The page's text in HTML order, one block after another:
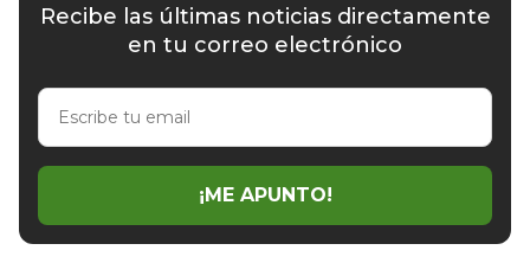
Recibe las últimas noticias directamente
en tu correo electrónico
Escribe
email
¡ME APUNTO!